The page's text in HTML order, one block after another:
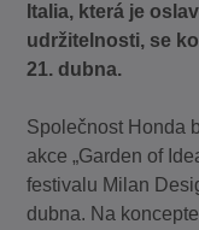
Italia, která je
udržitelnosti, se
21. dubna.
Společnost Honda
akce „Garden of
festivalu Milan
dubna. Na